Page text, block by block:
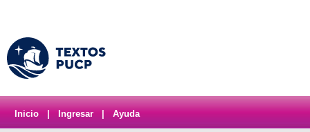
Inicio Ingresar Ayuda